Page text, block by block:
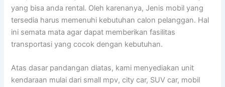
yang bisa anda rental. Oleh karenanya, Jenis mobil yang
tersedia harus memenuhi kebutuhan calon pelanggan. Hal
ini semata mata agar dapat memberikan fasilitas
transportasi yang cocok dengan kebutuhan.
Atas dasar pandangan diatas, kami menyediakan unit
kendaraan mulai dari small mpv, city car, SUV car, mobil